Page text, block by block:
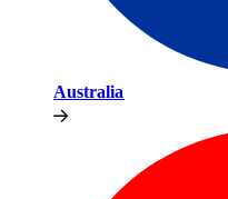
Australia​​